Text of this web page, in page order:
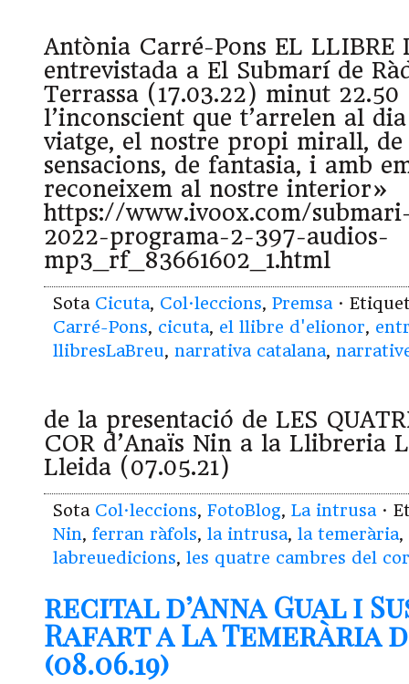
Antònia Carré-Pons EL LLIBRE
entrevistada a El Submarí de
Terrassa (17.03.22) minut 22.50
l’inconscient que t’arrelen al
viatge, el nostre propi mirall, de
sensacions, de fantasia, i amb
reconeixem al nostre interior»
https://www.ivoox.com/
2022-programa-2-397-audios-
mp3_rf_83661602_1.html
Sota Cicuta, Col·leccions, Premsa ·
Carré-Pons, cicuta, el llibre d'elionor,
llibresLaBreu, narrativa catalana,
de la presentació de LES
COR d’Anaïs Nin a la Llibreria
Lleida (07.05.21)
Sota Col·leccions, FotoBlog, La intrusa ·
Nin, ferran ràfols, la intrusa, la temerària,
labreuedicions, les quatre cambres del cor
recital d’Anna Gual i
Rafart a La Temerària
(08.06.19)